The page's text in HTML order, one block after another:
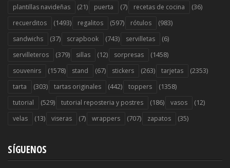
plantillas navideñas (21) puerta (7) recetas de cocina (36)
recuerditos (1493) regalitos (597) rótulos (983)
sandwichs (37) scrapbook (743) servilletas (6)
servilleteros (379) sillas (12) sorpresas (1458)
souvenirs (1578) stand (67) stickers (263) tarjetas (2353)
tarta (303) tartas originales (442) toppers (1358)
tutorial (529) tutorial reposteria y postres (186) vasos (12)
velas (13) viseras (7) wrappers (707) zapatos (35)
SÍGUENOS